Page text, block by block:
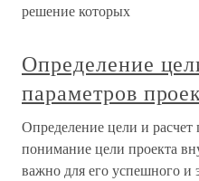
решение которых
Определение
параметров
Определение цели и расчет
понимание цели проекта
важно для его успешного и